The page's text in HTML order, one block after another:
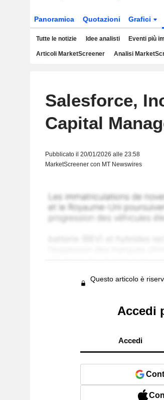
Panoramica Quotazioni Grafici
Tutte le notizie Idee analisti Eventi più
Articoli MarketScreener Analisi
Salesforce,
Capital
Pubblicato il 20/01/2026 alle 23:58
MarketScreener con MT Newswires
Questo articolo è
Accedi
Accedi